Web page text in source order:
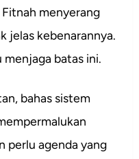
menyerang
jelas kebenarannya.
menjaga batas ini.
bahas sistem
perlu agenda yang